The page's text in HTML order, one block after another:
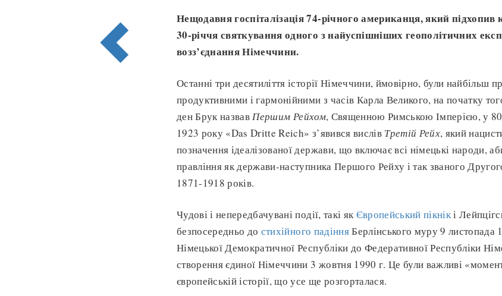
Нещодавня госпіталізація 74-річного американця, який підхопив
30-річчя святкування одного з найуспішніших геополітичних
возз’єднання Німеччини.
Останні три десятиліття історії Німеччини, ймовірно, були найбільш
продуктивними і гармонійними з часів Карла Великого, на початку
ден Брук назвавПершим Рейхом, Священною Римською Імперією, у
1923 року «Das Dritte Reich» з’явився вислів Третій Рейх, який
позначення ідеалізованої держави, що включає всі німецькі народи,
правління як держави-наступника Першого Рейху і так званого
1871-1918 років.
Чудові і непередбачувані події, такі якЄвропейський пікнікі
безпосередньо до стихійного падінняБерлінського муру 9 листопада
Німецької Демократичної Республіки до Федеративної Республіки
створення єдиної Німеччини 3 жовтня 1990 г. Це були важливі
європейській історії, що усе ще розгорталася.